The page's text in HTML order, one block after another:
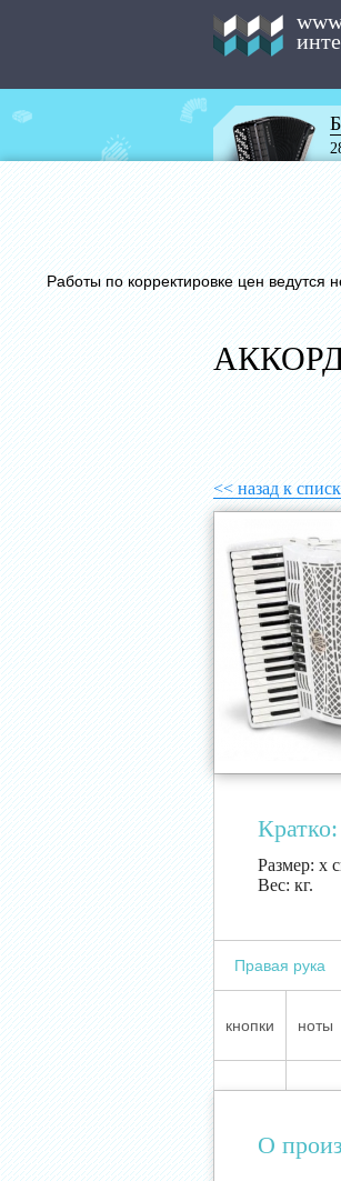
Работы по корректировке цен ведутся
<< назад к
Кратко:
Размер: х
Вес: кг.
Правая рука
кнопки ноты
О